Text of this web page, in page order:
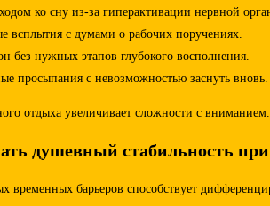
ко сну из-за гиперактивации нервной
всплытия с думами о рабочих поручениях.
без нужных этапов глубокого восполнения.
просыпания с невозможностью заснуть вновь.
отдыха увеличивает сложности с
душевный стабильность при
временных барьеров способствует